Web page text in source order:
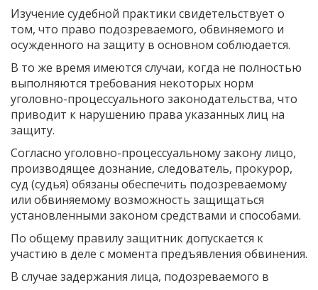
Изучение судебной практики свидетельствует о
том, что право подозревае­мого, обвиняемого и
осужденного на защиту в основном соблюдается.
В то же время имеются случаи, когда не полностью
выполняются требова­ния некоторых норм
уголовно-процессуального законодательства, что
приводит к нарушению права указанных лиц на
защиту.
Согласно уголовно-процессуальному закону лицо,
производящее дознание, следователь, прокурор,
суд (судья) обязаны обеспечить подозреваемому
или обвиняемому возможность защищаться
установленными законом средствами и способами.
По общему правилу защитник допускается к
участию в деле с момента предъявления обвинения.
В случае задержания лица, подозреваемого в